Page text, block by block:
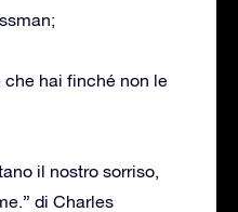
che hai finché non le
il nostro sorriso,
di Charles